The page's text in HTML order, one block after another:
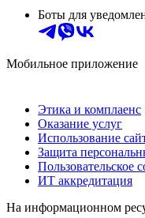
Боты для
Мобильное приложение
Этика и комплаенс
Оказание услуг
Использование
Защита
Пользовательское
ИТ аккредитация
На информационном